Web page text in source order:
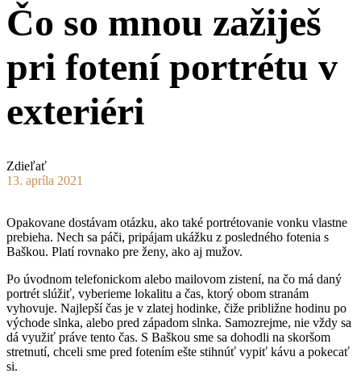
Čo so mnou zažiješ
pri fotení portrétu v
exteriéri
Zdieľať
13. apríla 2021
Opakovane dostávam otázku, ako také portrétovanie vonku vlastne
prebieha. Nech sa páči, pripájam ukážku z posledného fotenia s
Baškou. Platí rovnako pre ženy, ako aj mužov.
Po úvodnom telefonickom alebo mailovom zistení, na čo má daný
portrét slúžiť, vyberieme lokalitu a čas, ktorý obom stranám
vyhovuje. Najlepší čas je v zlatej hodinke, čiže približne hodinu po
východe slnka, alebo pred západom slnka. Samozrejme, nie vždy sa
dá využiť práve tento čas. S Baškou sme sa dohodli na skoršom
stretnutí, chceli sme pred fotením ešte stihnúť vypiť kávu a pokecať
si.